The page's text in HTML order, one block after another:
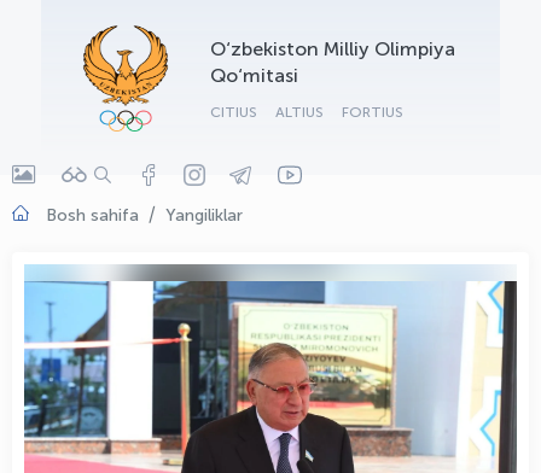
O‘zbekiston Milliy Olimpiya
Qo‘mitasi
CITIUS ALTIUS FORTIUS
Bosh sahifa Yangiliklar
OLYMPCHIK AI - yordamchi
Onlayn · olympic.uz